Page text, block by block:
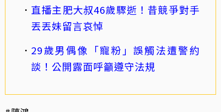
直播主肥大叔46歲驟逝！昔競爭對手
丟丟妹留言哀悼
29歲男偶像「寵粉」誤觸法遭警約
談！公開露面呼籲遵守法規